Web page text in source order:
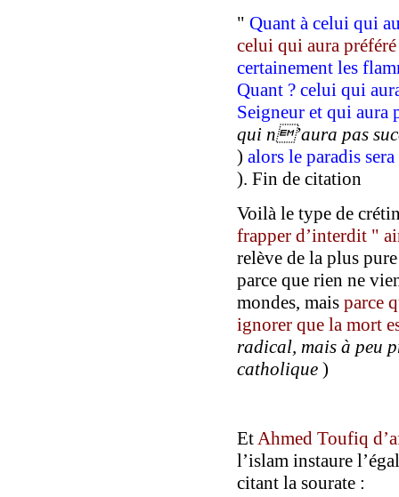
" Quant à celui qui
celui qui aura
certainement les
Quant ? celui qui
Seigneur et qui aura
qui n’aura pas
) alors le paradis
). Fin de citation
Voilà le type de
frapper d’interdit "
relève de la plus
parce que rien ne
mondes, mais parce
ignorer que la mort
radical, mais à peu
catholique )
Et Ahmed Toufiq d’
l’islam instaure
citant la sourate :